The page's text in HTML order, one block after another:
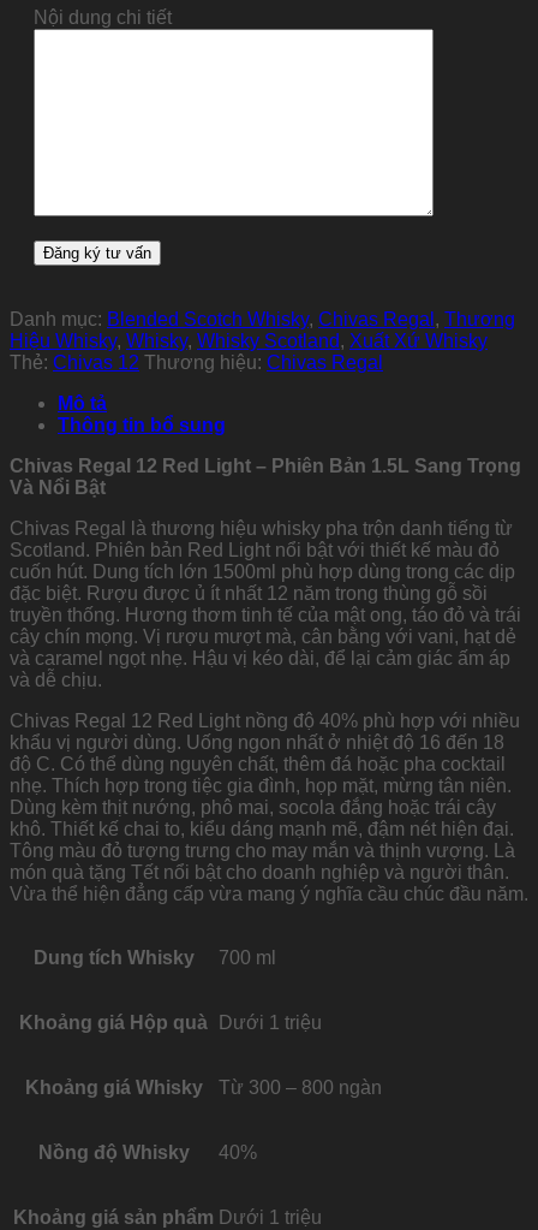
Nội dung chi tiết
Danh mục: Blended Scotch Whisky, Chivas Regal , Thương
Hiệu Whisky, Whisky, Whisky Scotland, Xuất Xứ Whisky
Thẻ: Chivas 12 Thương hiệu: Chivas Regal
Mô tả
Thông tin bổ sung
Chivas Regal 12 Red Light – Phiên Bản 1.5L Sang Trọng
Và Nổi Bật
Chivas Regal là thương hiệu whisky pha trộn danh tiếng từ
Scotland. Phiên bản Red Light nổi bật với thiết kế màu đỏ
cuốn hút. Dung tích lớn 1500ml phù hợp dùng trong các dịp
đặc biệt. Rượu được ủ ít nhất 12 năm trong thùng gỗ sồi
truyền thống. Hương thơm tinh tế của mật ong, táo đỏ và trái
cây chín mọng. Vị rượu mượt mà, cân bằng với vani, hạt dẻ
và caramel ngọt nhẹ. Hậu vị kéo dài, để lại cảm giác ấm áp
và dễ chịu.
Chivas Regal 12 Red Light nồng độ 40% phù hợp với nhiều
khẩu vị người dùng. Uống ngon nhất ở nhiệt độ 16 đến 18
độ C. Có thể dùng nguyên chất, thêm đá hoặc pha cocktail
nhẹ. Thích hợp trong tiệc gia đình, họp mặt, mừng tân niên.
Dùng kèm thịt nướng, phô mai, socola đắng hoặc trái cây
khô. Thiết kế chai to, kiểu dáng mạnh mẽ, đậm nét hiện đại.
Tông màu đỏ tượng trưng cho may mắn và thịnh vượng. Là
món quà tặng Tết nổi bật cho doanh nghiệp và người thân.
Vừa thể hiện đẳng cấp vừa mang ý nghĩa cầu chúc đầu năm.
Dung tích Whisky 700 ml
Khoảng giá Hộp quà Dưới 1 triệu
Khoảng giá Whisky Từ 300 – 800 ngàn
Nồng độ Whisky 40%
Khoảng giá sản phẩm Dưới 1 triệu